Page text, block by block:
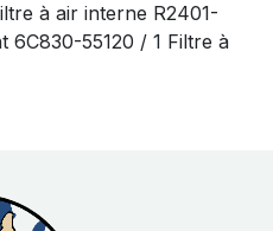
à air interne R2401-
6C830-55120 / 1 Filtre à